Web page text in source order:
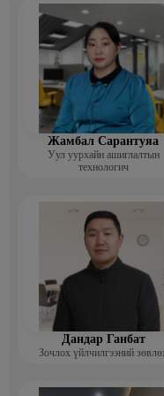
Жамбал Сарантуяа
Уул уурхайн ашиглалтын
технологич
Дандар Ганбат
Зочлох үйлчилгээний